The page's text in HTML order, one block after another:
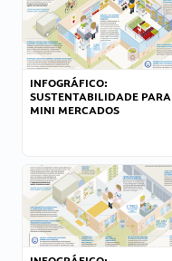
INFOGRÁFICO:
SUSTENTABILIDADE PARA
MINI MERCADOS